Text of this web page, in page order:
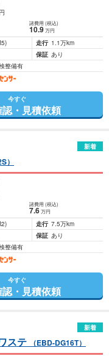
諸費用 (税込)
10.9 万円
走行 1.1万km
保証 あり
整備有
今すぐ
・見積依頼
新着
）
諸費用 (税込)
7.6 万円
走行 7.5万km
保証 あり
整備有
今すぐ
・見積依頼
新着
ステ （EBD-DG16T）